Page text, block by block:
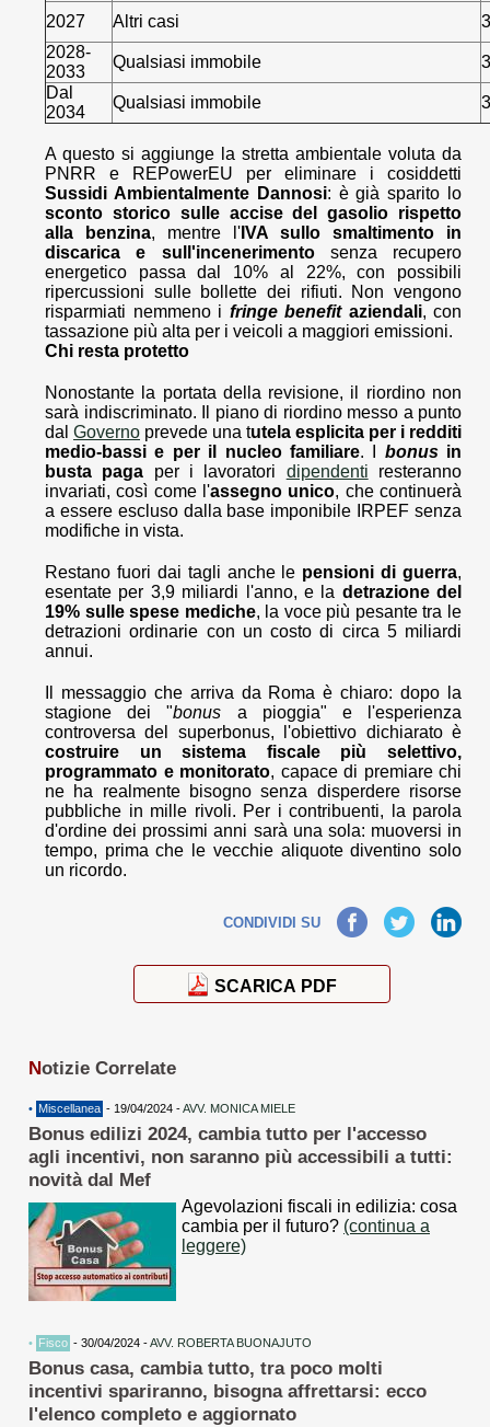
2027 Altri casi
2028-
2033
Qualsiasi immobile
Dal
2034
Qualsiasi immobile
A questo si aggiunge la stretta ambientale voluta da
PNRR e REPowerEU per eliminare i cosiddetti
Sussidi Ambientalmente Dannosi: è già sparito lo
sconto storico sulle accise del gasolio rispetto
alla benzina, mentre l' IVA sullo smaltimento in
discarica e sull'incenerimento senza recupero
energetico passa dal 10% al 22%, con possibili
ripercussioni sulle bollette dei rifiuti. Non vengono
risparmiati nemmeno i fringe benefitaziendali, con
tassazione più alta per i veicoli a maggiori emissioni.
Chi resta protetto
Nonostante la portata della revisione, il riordino non
sarà indiscriminato. Il piano di riordino messo a punto
dal Governo prevede una tutela esplicita per i redditi
medio-bassi e per il nucleo familiare. I bonusin
busta paga per i lavoratori dipendenti resteranno
invariati, così come l'assegno unico, che continuerà
a essere escluso dalla base imponibile IRPEF senza
modifiche in vista.
Restano fuori dai tagli anche le pensioni di guerra,
esentate per 3,9 miliardi l'anno, e la detrazione del
19% sulle spese mediche, la voce più pesante tra le
detrazioni ordinarie con un costo di circa 5 miliardi
annui.
Il messaggio che arriva da Roma è chiaro: dopo la
stagione dei "bonus a pioggia" e l'esperienza
controversa del superbonus, l'obiettivo dichiarato è
costruire un sistema fiscale più selettivo,
programmato e monitorato, capace di premiare chi
ne ha realmente bisogno senza disperdere risorse
pubbliche in mille rivoli. Per i contribuenti, la parola
d'ordine dei prossimi anni sarà una sola: muoversi in
tempo, prima che le vecchie aliquote diventino solo
un ricordo.
CONDIVIDI SUFacebook TwitterLinkedIn
SCARICA PDF
Notizie Correlate
• Miscellanea - 19/04/2024 -AVV. MONICA MIELE
Bonus edilizi 2024, cambia tutto per l'accesso
agli incentivi, non saranno più accessibili a tutti:
novità dal Mef
Agevolazioni fiscali in edilizia: cosa
cambia per il futuro? (continua a
leggere)
• Fisco - 30/04/2024 -AVV. ROBERTA BUONAJUTO
Bonus casa, cambia tutto, tra poco molti
incentivi spariranno, bisogna affrettarsi: ecco
l'elenco completo e aggiornato